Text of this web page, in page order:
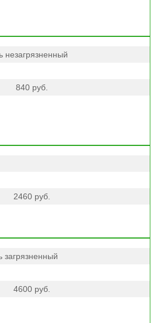
незагрязненный
840 руб.
2460 руб.
загрязненный
4600 руб.